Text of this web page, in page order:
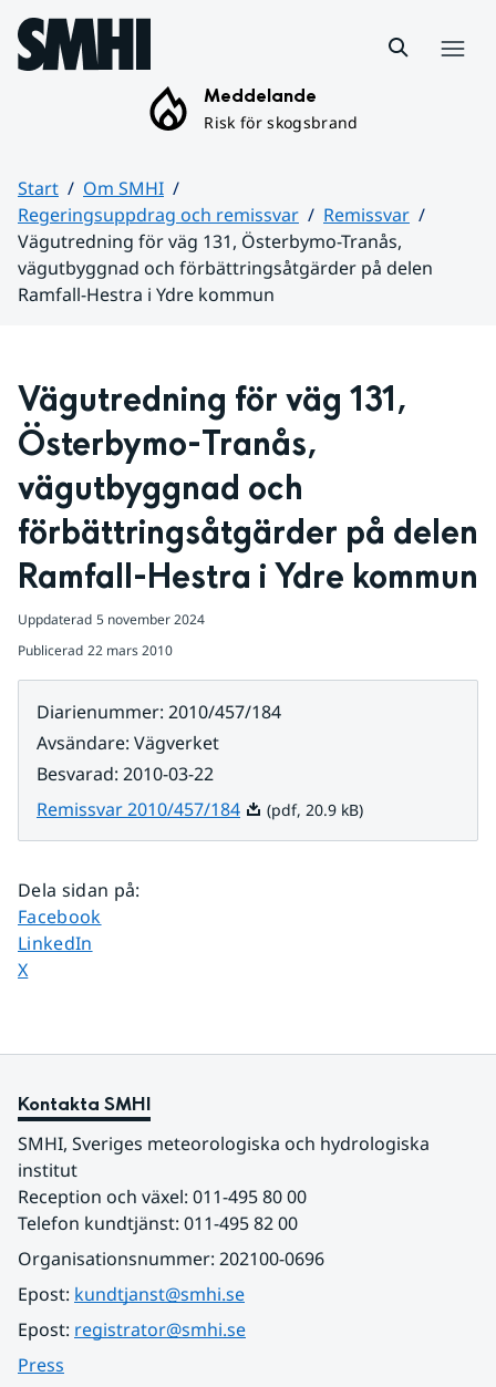
Hoppa till sidans innehåll
Meddelande
Risk för skogsbrand
Start
Om SMHI
Regeringsuppdrag och remissvar
Remissvar
Vägutredning för väg 131, Österbymo-Tranås,
vägutbyggnad och förbättringsåtgärder på delen
Ramfall-Hestra i Ydre kommun
Vägutredning för väg 131,
Österbymo-Tranås,
vägutbyggnad och
förbättringsåtgärder på delen
Ramfall-Hestra i Ydre kommun
Uppdaterad 5 november 2024
Publicerad 22 mars 2010
Diarienummer: 2010/457/184
Avsändare: Vägverket
Besvarad: 2010-03-22
Remissvar 2010/457/184Pdf, 20.9 kB.
(pdf, 20.9 kB)
Dela sidan på:
Dela sidan på
Facebook
Dela sidan på
LinkedIn
Dela sidan på
X
Kontakta SMHI
SMHI, Sveriges meteorologiska och hydrologiska
institut
Reception och växel: 011-495 80 00
Telefon kundtjänst: 011-495 82 00
Organisationsnummer: 202100-0696
Epost: kundtjanst@smhi.se
Epost: registrator@smhi.se
Press